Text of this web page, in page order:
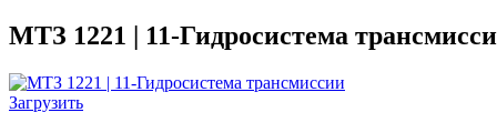
МТЗ 1221 | 11-Гидросистема
Загрузить